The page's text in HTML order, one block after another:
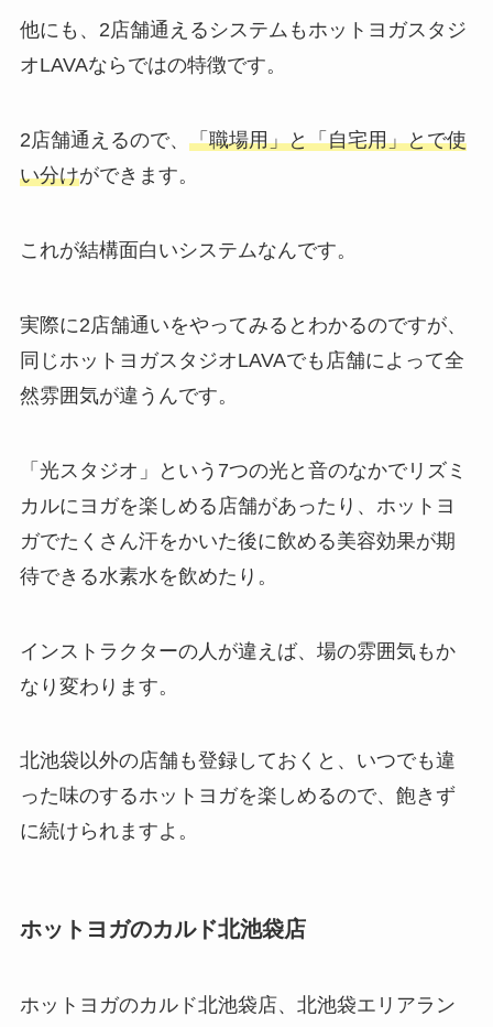
他にも、2店舗通えるシステムもホットヨガスタジ
オLAVAならではの特徴です。
2店舗通えるので、 「職場用」と「自宅用」とで使
い分けができます。
これが結構面白いシステムなんです。
実際に2店舗通いをやってみるとわかるのですが、
同じホットヨガスタジオLAVAでも店舗によって全
然雰囲気が違うんです。
「光スタジオ」
という7つの光と音のなかでリズミ
カルにヨガを楽しめる店舗があったり、ホットヨ
ガでたくさん汗をかいた後に飲める美容効果が期
待できる水素水を飲めたり。
インストラクターの人が違えば、場の雰囲気もか
なり変わります。
北池袋以外の店舗も登録しておくと、いつでも違
った味のするホットヨガを楽しめるので、飽きず
に続けられますよ。
ホットヨガのカルド北池袋店
ホットヨガのカルド北池袋店、北池袋エリアラン